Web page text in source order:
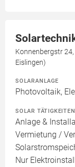
Konnenbergstr
Eislingen)
SOLARANLAGE
Photovoltaik,
SOLAR TÄTIGKEITEN
Anlage &
Vermietung /
Nur